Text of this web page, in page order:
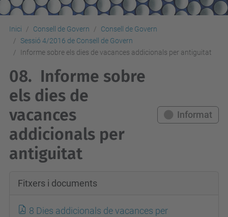
Inici Consell de Govern
Consell de Govern
Sessió 4/2016 de Consell de Govern
Informe sobre els dies de vacances addicionals per antiguitat
08. Informe sobre
els dies de
vacances
addicionals per
antiguitat
Informat
Fitxers i documents
8 Dies addicionals de vacances per